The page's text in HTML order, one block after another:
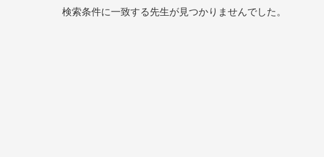
検索条件に一致する先生が見つかりませんでした。